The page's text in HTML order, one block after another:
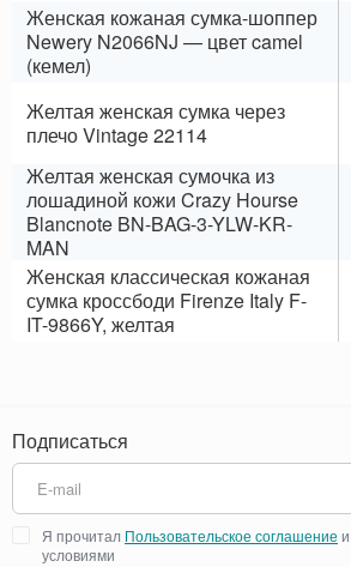
Женская кожаная сумка-шоппер
Newery N2066NJ — цвет camel
(кемел)
Желтая женская сумка через
плечо Vintage 22114
Желтая женская сумочка из
лошадиной кожи Crazy Hourse
Blancnote BN-BAG-3-YLW-KR-
MAN
Женская классическая кожаная
сумка кроссбоди Firenze Italy F-
IT-9866Y, желтая
Подписаться
Я прочитал Пользовательское соглашение
условиями